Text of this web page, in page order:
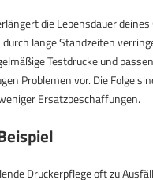
die Lebensdauer deines
lange Standzeiten
Testdrucke und
Problemen vor. Die Folge
Ersatzbeschaffungen.
Druckerpflege oft zu